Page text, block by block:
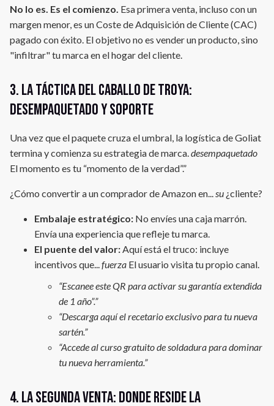
No lo es. Es el comienzo. Esa primera venta, incluso con un
margen menor, es un Coste de Adquisición de Cliente (CAC)
pagado con éxito. El objetivo no es vender un producto, sino
"infiltrar" tu marca en el hogar del cliente.
3. La táctica del caballo de Troya:
Desempaquetado y soporte
Una vez que el paquete cruza el umbral, la logística de Goliat
termina y comienza su estrategia de marca.desempaquetado
El momento es tu “momento de la verdad”.”
¿Cómo convertir a un comprador de Amazon en...su ¿cliente?
Embalaje estratégico: No envíes una caja marrón.
Envía una experiencia que refleje tu marca.
El puente del valor:Aquí está el truco: incluye
incentivos que...fuerza El usuario visita tu propio canal.
“Escanee este QR para activar su garantía extendida
de 1 año”.”
“Descarga aquí el recetario exclusivo para tu nueva
sartén.”
“Accede al curso gratuito de soldadura para dominar
tu nueva herramienta.”
4. La segunda venta: donde reside la